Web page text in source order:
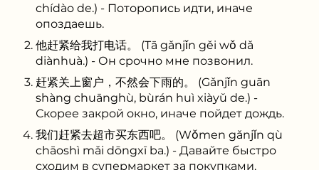
chídào de.) - Поторопись идти, иначе
опоздаешь.
他赶紧给我打电话。 (Tā gǎnjǐn gěi wǒ dǎ
diànhuà.) - Он срочно мне позвонил.
赶紧关上窗户，不然会下雨的。 (Gǎnjǐn guān
shàng chuānghù, bùrán huì xiàyǔ de.) -
Скорее закрой окно, иначе пойдет дождь.
我们赶紧去超市买东西吧。 (Wǒmen gǎnjǐn qù
chāoshì mǎi dōngxī ba.) - Давайте быстро
сходим в супермаркет за покупками.